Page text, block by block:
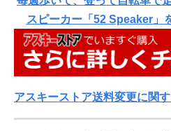
スピーカー「52 Speaker」
アスキーストア送料変更に関